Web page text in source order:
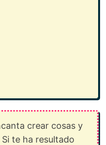
crear cosas y
te ha resultado